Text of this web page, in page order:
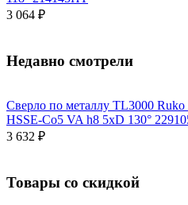
3 064 ₽
Недавно смотрели
Сверло по металлу TL3000
HSSE-Co5 VA h8 5xD 130°
3 632 ₽
Товары со скидкой